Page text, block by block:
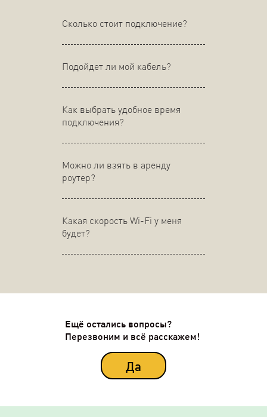
Сколько стоит подключение?
Подойдет ли мой кабель?
Как выбрать удобное время
подключения?
Можно ли взять в аренду
роутер?
Какая скорость Wi-Fi у меня
будет?
Ещё остались вопросы?
Перезвоним и всё расскажем!
Да